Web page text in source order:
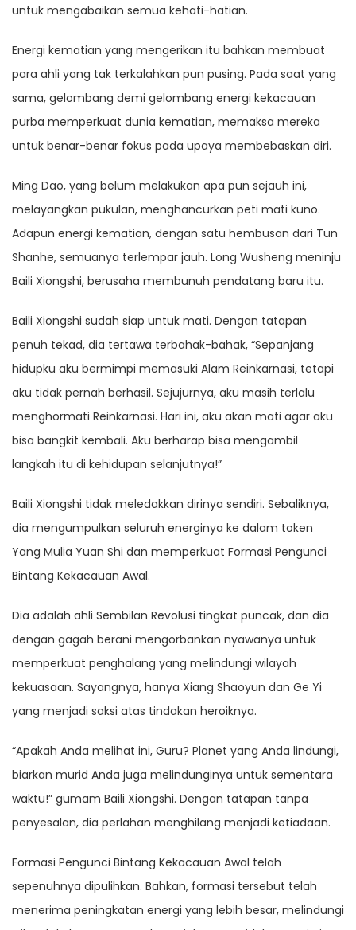
untuk mengabaikan semua kehati-hatian.
Energi kematian yang mengerikan itu bahkan membuat
para ahli yang tak terkalahkan pun pusing. Pada saat yang
sama, gelombang demi gelombang energi kekacauan
purba memperkuat dunia kematian, memaksa mereka
untuk benar-benar fokus pada upaya membebaskan diri.
Ming Dao, yang belum melakukan apa pun sejauh ini,
melayangkan pukulan, menghancurkan peti mati kuno.
Adapun energi kematian, dengan satu hembusan dari Tun
Shanhe, semuanya terlempar jauh. Long Wusheng meninju
Baili Xiongshi, berusaha membunuh pendatang baru itu.
Baili Xiongshi sudah siap untuk mati. Dengan tatapan
penuh tekad, dia tertawa terbahak-bahak, “Sepanjang
hidupku aku bermimpi memasuki Alam Reinkarnasi, tetapi
aku tidak pernah berhasil. Sejujurnya, aku masih terlalu
menghormati Reinkarnasi. Hari ini, aku akan mati agar aku
bisa bangkit kembali. Aku berharap bisa mengambil
langkah itu di kehidupan selanjutnya!”
Baili Xiongshi tidak meledakkan dirinya sendiri. Sebaliknya,
dia mengumpulkan seluruh energinya ke dalam token
Yang Mulia Yuan Shi dan memperkuat Formasi Pengunci
Bintang Kekacauan Awal.
Dia adalah ahli Sembilan Revolusi tingkat puncak, dan dia
dengan gagah berani mengorbankan nyawanya untuk
memperkuat penghalang yang melindungi wilayah
kekuasaan. Sayangnya, hanya Xiang Shaoyun dan Ge Yi
yang menjadi saksi atas tindakan heroiknya.
“Apakah Anda melihat ini, Guru? Planet yang Anda lindungi,
biarkan murid Anda juga melindunginya untuk sementara
waktu!” gumam Baili Xiongshi. Dengan tatapan tanpa
penyesalan, dia perlahan menghilang menjadi ketiadaan.
Formasi Pengunci Bintang Kekacauan Awal telah
sepenuhnya dipulihkan. Bahkan, formasi tersebut telah
menerima peningkatan energi yang lebih besar, melindungi